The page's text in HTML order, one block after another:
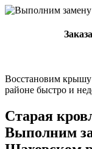
Восстановим
районе быстро и
Старая
Выполним